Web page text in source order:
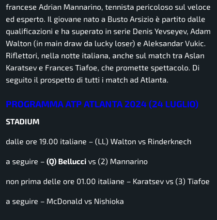
francese Adrian Mannarino, tennista pericoloso sul veloce
ed esperto. Il giovane nato a Busto Arsizio è partito dalle
qualificazioni e ha superato in serie Denis Yevseyev, Adam
Walton (in main draw da lucky loser) e Aleksandar Vukic.
Riflettori, nella notte italiana, anche sul match tra Aslan
Karatsev e Frances Tiafoe, che promette spettacolo. Di
seguito il prospetto di tutti i match ad Atlanta.
PROGRAMMA ATP ATLANTA 2024 (24 LUGLIO)
STADIUM
dalle ore 19.00 italiane – (LL) Walton vs Rinderknech
a seguire – (Q) Bellucci vs (2) Mannarino
non prima delle ore 01.00 italiane – Karatsev vs (3) Tiafoe
a seguire – McDonald vs Nishioka